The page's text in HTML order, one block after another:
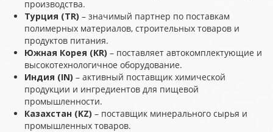
производства.
Турция (TR) – значимый партнер по поставкам
полимерных материалов, строительных товаров и
продуктов питания.
Южная Корея (KR) – поставляет автокомплектующие и
высокотехнологичное оборудование.
Индия (IN) – активный поставщик химической
продукции и ингредиентов для пищевой
промышленности.
Казахстан (KZ) – поставщик минерального сырья и
промышленных товаров.